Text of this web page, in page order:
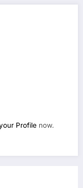
Profile now.